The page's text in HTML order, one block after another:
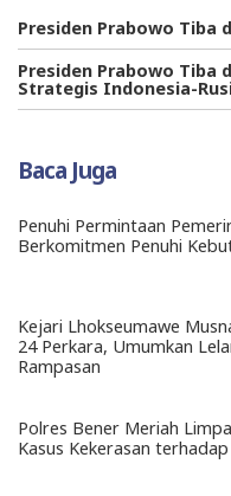
Presiden Prabowo Tiba
Presiden Prabowo Tiba
Strategis Indonesia-
Baca Juga
Penuhi Permintaan
Berkomitmen Penuhi
Kejari Lhokseumawe
24 Perkara, Umumkan
Rampasan
Polres Bener Meriah
Kasus Kekerasan